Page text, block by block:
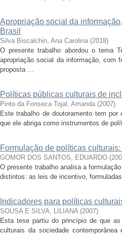
Apropriação social da
Brasil
Silva Biscalchin, Ana Carolina (2018)
O presente trabalho abordou o tema
apropriação social da informação, com
proposta ...
Políticas públicas culturais de
Pinto da Fonseca Tojal, Amanda (2007)
Este trabalho de doutoramento tem
que ele abriga como instrumentos de
Formulação de políticas
GOMOR DOS SANTOS, EDUARDO (
O presente trabalho analisa a
distintos: as leis de incentivo,
Indicadores para políticas
SOUSA E SILVA, LILIANA (2007)
Esta tese partiu do princípio de que
culturais da sociedade